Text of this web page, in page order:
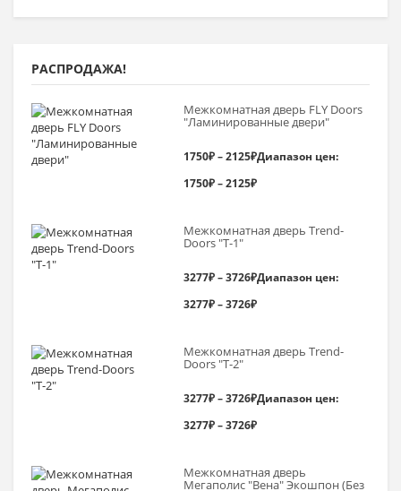
РАСПРОДАЖА!
Межкомнатная дверь FLY Doors
"Ламинированные двери"
1750₽–2125₽Диапазон цен:
1750₽ – 2125₽
Межкомнатная дверь Trend-
Doоrs "Т-1"
3277₽–3726₽Диапазон цен:
3277₽ – 3726₽
Межкомнатная дверь Trend-
Doоrs "Т-2"
3277₽–3726₽Диапазон цен:
3277₽ – 3726₽
Межкомнатная дверь
Мегаполис "Вена" Экошпон (Без